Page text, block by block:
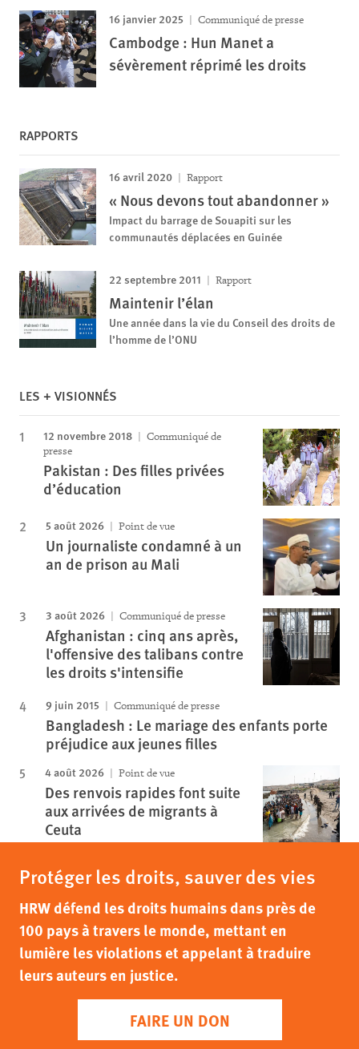
16 janvier 2025 Communiqué de presse
Cambodge : Hun Manet a
sévèrement réprimé les droits
RAPPORTS
16 avril 2020 Rapport
« Nous devons tout abandonner »
Impact du barrage de Souapiti sur les
communautés déplacées en Guinée
22 septembre 2011 Rapport
Maintenir l’élan
Une année dans la vie du Conseil des droits de
l’homme de l’ONU
LES + VISIONNÉS
12 novembre 2018
Communiqué de
presse
Pakistan : Des filles privées
d’éducation
5 août 2026 Point de vue
Un journaliste condamné à un
an de prison au Mali
3 août 2026 Communiqué de presse
Afghanistan : cinq ans après,
l'offensive des talibans contre
les droits s'intensifie
9 juin 2015 Communiqué de presse
Bangladesh : Le mariage des enfants porte
préjudice aux jeunes filles
4 août 2026 Point de vue
Des renvois rapides font suite
aux arrivées de migrants à
Ceuta
Protéger les droits, sauver des vies
HRW défend les droits humains dans près de
100 pays à travers le monde, mettant en
lumière les violations et appelant à traduire
leurs auteurs en justice.
FAIRE UN DON